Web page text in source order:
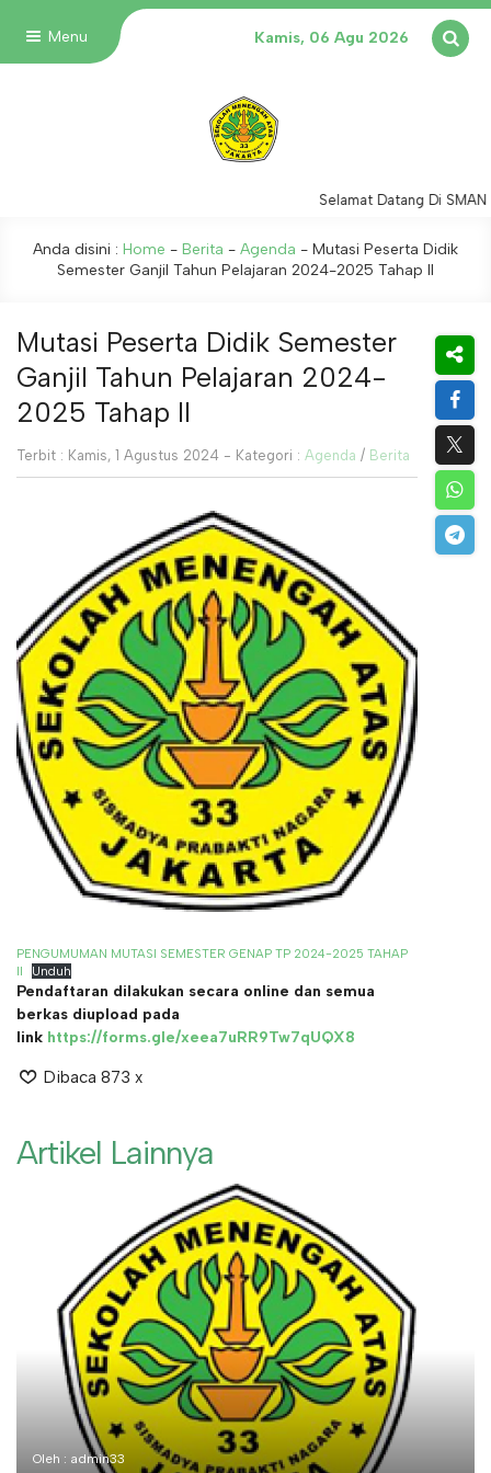
Menu Kamis, 06 Agu 2026
Selamat Datang Di SMAN
Anda disini : Home - Berita - Agenda - Mutasi Peserta Didik
Semester Ganjil Tahun Pelajaran 2024-2025 Tahap II
Mutasi Peserta Didik Semester
Ganjil Tahun Pelajaran 2024-
2025 Tahap II
Terbit : Kamis, 1 Agustus 2024 - Kategori : Agenda / Berita
PENGUMUMAN MUTASI SEMESTER GENAP TP 2024-2025 TAHAP
II
Unduh
Pendaftaran dilakukan secara online dan semua
berkas diupload pada
link https://forms.gle/xeea7uRR9Tw7qUQX8
Dibaca 873 x
Artikel Lainnya
Oleh : admin33